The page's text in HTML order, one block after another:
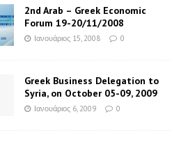
2nd Arab – Greek Economic
Forum 19-20/11/2008
Ιανουάριος 15, 2008 0
Greek Business Delegation to
Syria, on October 05-09, 2009
Ιανουάριος 6, 2009 0